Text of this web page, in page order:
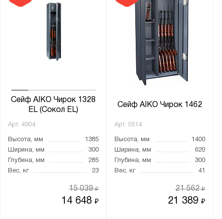
Сейф AIKO Чирок 1328
EL (Сокол EL)
Арт. 4904
Высота, мм
1385
Ширина, мм
300
Глубина, мм
285
Вес, кг
23
14 648₽
15 039₽
Сейф AIKO Чирок 1462
Арт. 5514
Высота, мм
1400
Ширина, мм
620
Глубина, мм
300
Вес, кг
41
21 389₽
21 562₽